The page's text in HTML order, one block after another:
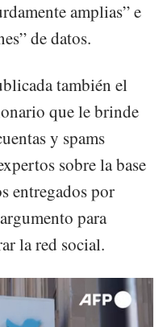
amplias” e
de datos.
también el
que le brinde
y spams
sobre la base
entregados por
para
la red social.